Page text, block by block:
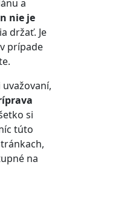
a
nie je
držať. Je
prípade
si
túto
na